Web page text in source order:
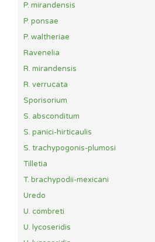
P. mirandensis
P. ponsae
P. waltheriae
Ravenelia
R. mirandensis
R. verrucata
Sporisorium
S. absconditum
S. panici-hirticaulis
S. trachypogonis-plumosi
Tilletia
T. brachypodii-mexicani
Uredo
U. combreti
U. lycoseridis